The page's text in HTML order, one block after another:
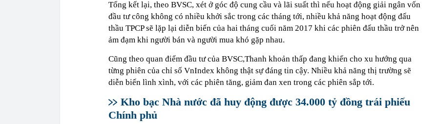
Tổng kết lại, theo BVSC, xét ở góc độ cung cầu và lãi suất thì nếu hoạt động giải ngân vốn
đầu tư công không có nhiều khởi sắc trong các tháng tới, nhiều khả năng hoạt động đấu
thầu TPCP sẽ lặp lại diễn biến của hai tháng cuối năm 2017 khi các phiên đấu thầu trở nên
ảm đạm khi người bán và người mua khó gặp nhau.
Cũng theo quan điểm đầu tư của BVSC,Thanh khoản thấp đang khiến cho xu hướng qua
từng phiên của chỉ số VnIndex không thật sự đáng tin cậy. Nhiều khả năng thị trường sẽ
diễn biến lình xình, với các phiên tăng, giảm đan xen trong các phiên sắp tới.
Kho bạc Nhà nước đã huy động được 34.000 tỷ đồng trái phiếu
Chính phủ